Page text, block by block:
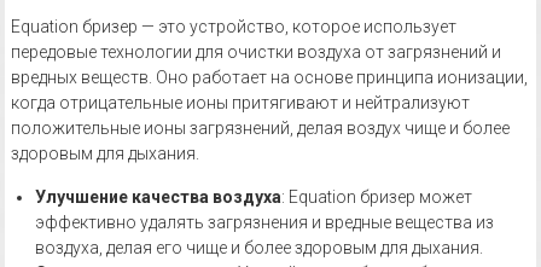
Equation бризер — это устройство, которое использует
передовые технологии для очистки воздуха от загрязнений и
вредных веществ. Оно работает на основе принципа ионизации,
когда отрицательные ионы притягивают и нейтрализуют
положительные ионы загрязнений, делая воздух чище и более
здоровым для дыхания.
Улучшение качества воздуха: Equation бризер может
эффективно удалять загрязнения и вредные вещества из
воздуха, делая его чище и более здоровым для дыхания.